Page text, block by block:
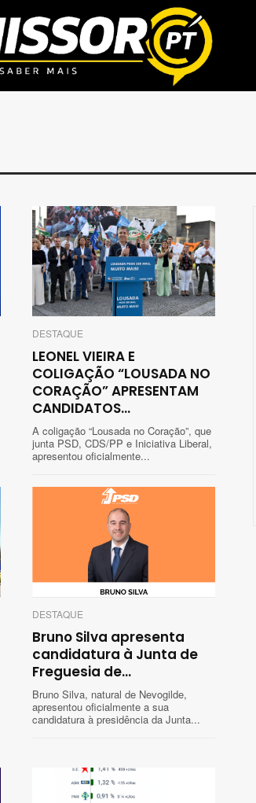
DESTAQUE
LEONEL VIEIRA E
COLIGAÇÃO “LOUSADA NO
CORAÇÃO” APRESENTAM
CANDIDATOS...
A coligação “Lousada no Coração”, que
junta PSD, CDS/PP e Iniciativa Liberal,
apresentou oficialmente...
DESTAQUE
Bruno Silva apresenta
candidatura à Junta de
Freguesia de...
Bruno Silva, natural de Nevogilde,
apresentou oficialmente a sua
candidatura à presidência da Junta...